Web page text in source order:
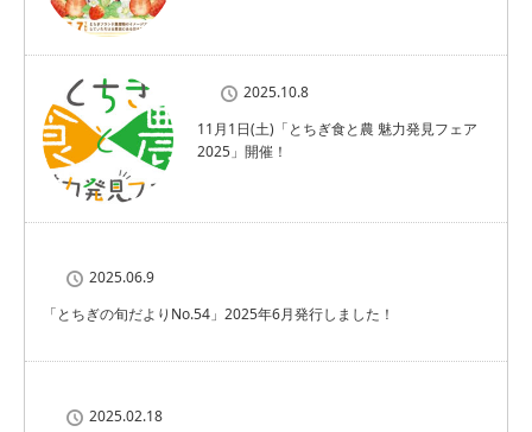
2025.10.8
11月1日(土)「とちぎ食と農 魅力発見フェア
2025」開催！
2025.06.9
「とちぎの旬だよりNo.54」2025年6月発行しました！
2025.02.18